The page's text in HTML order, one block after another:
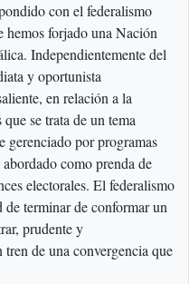
con el federalismo
hemos forjado una Nación
Independientemente del
y oportunista
en relación a la
se trata de un tema
gerenciado por programas
como prenda de
electorales. El federalismo
terminar de conformar un
prudente y
tren de una convergencia que